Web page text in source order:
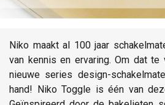
Niko maakt al 100 jaar
van kennis en ervaring. Om dat
nieuwe series design-
hand! Niko Toggle is één van